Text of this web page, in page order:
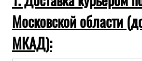
Московской области
МКАД):